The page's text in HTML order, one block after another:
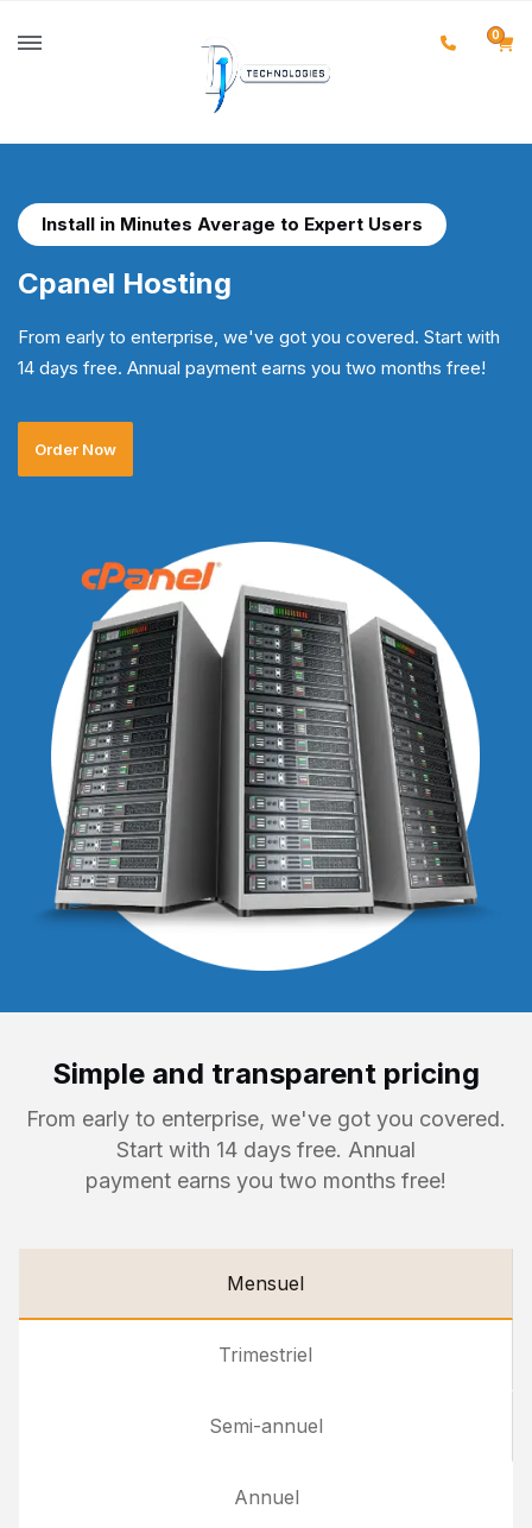
0
Install in Minutes Average to Expert Users
Cpanel Hosting
From early to enterprise, we've got you covered. Start with
14 days free. Annual payment earns you two months free!
Order Now
Simple and transparent pricing
From early to enterprise, we've got you covered.
Start with 14 days free. Annual
payment earns you two months free!
Mensuel
Trimestriel
Semi-annuel
Annuel